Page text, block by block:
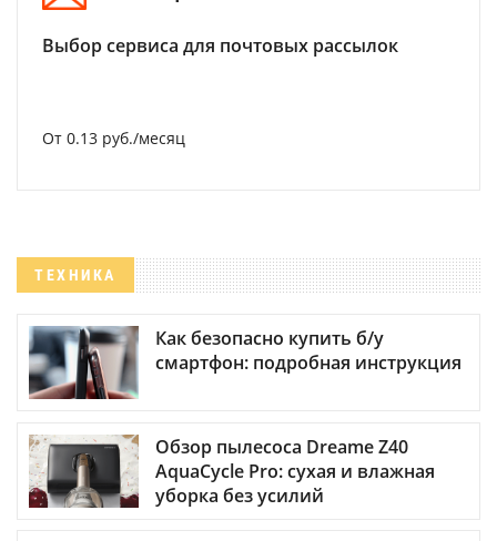
Выбор сервиса для почтовых рассылок
От 0.13 руб./месяц
ТЕХНИКА
Как безопасно купить б/у
смартфон: подробная инструкция
Обзор пылесоса Dreame Z40
AquaCycle Pro: сухая и влажная
уборка без усилий